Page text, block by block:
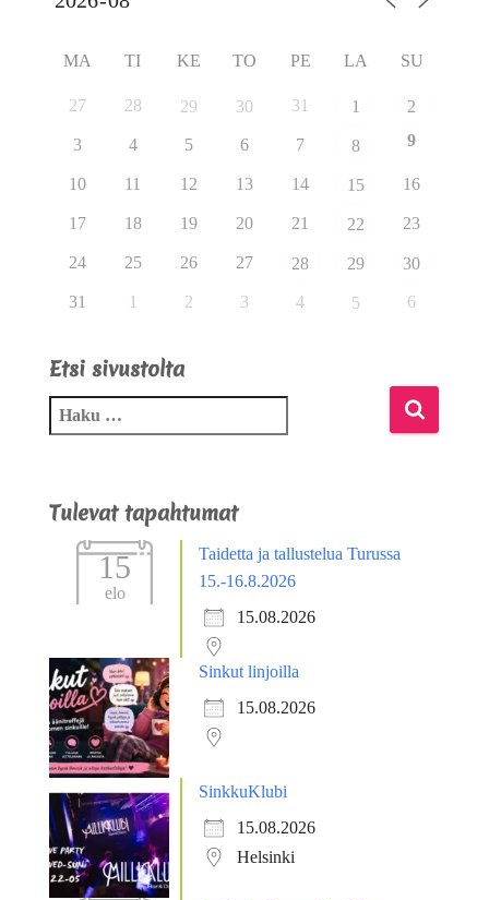
MA TI KE TO PE LA SU
27 28 29 30 31 1 2
3 4 5 6 7 8 9
10 11 12 13 14 15 16
17 18 19 20 21 22 23
24 25 26 27 28 29 30
31 1 2 3 4 5 6
Etsi sivustolta
Tulevat tapahtumat
15
elo
Taidetta ja tallustelua Turussa
15.-16.8.2026
15.08.2026
Sinkut linjoilla
15.08.2026
SinkkuKlubi
15.08.2026
Helsinki